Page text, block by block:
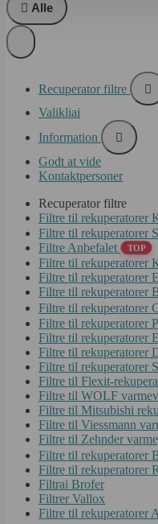
 Alle
Recuperator filtre

Valikliai
Information

Godt at vide
Kontaktpersoner
Recuperator filtre
Filtre til rekuperatorer
Filtre til rekuperatorer
Filtre Anbefalet
TOP
Filtre til rekuperatorer
Filtre til rekuperatorer
Filtre til rekuperatorer
Filtre til rekuperatorer
Filtre til rekuperatorer
Filtre til rekuperatorer
Filtre til rekuperatorer
Filtre til rekuperatorer
Filtre til Flexit-
Filtre til WOLF
Filtre til Mitsubishi
Filtre til Viessmann
Filtre til Zehnder
Filtre til rekuperatorer
Filtre til rekuperatorer
Filtrai Brofer
Filtrer Vallox
Filtre til rekuperatorer